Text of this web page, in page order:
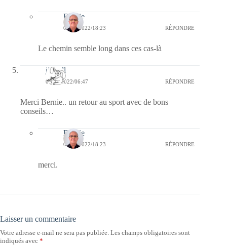
Bernie
08/09/2022/18:23 RÉPONDRE
Le chemin semble long dans ces cas-là
jill bill
08/09/2022/06:47 RÉPONDRE
Merci Bernie.. un retour au sport avec de bons
conseils…
Bernie
08/09/2022/18:23 RÉPONDRE
merci.
Laisser un commentaire
Votre adresse e-mail ne sera pas publiée. Les champs obligatoires sont
indiqués avec *